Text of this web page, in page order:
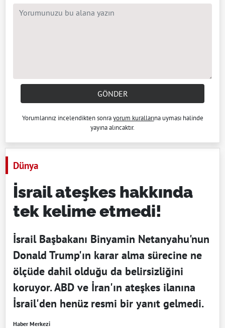
GÖNDER
Yorumlarınız incelendikten sonrayorum kurallarına uyması halinde
yayına alıncaktır.
Dünya
İsrail ateşkes hakkında
tek kelime etmedi!
İsrail Başbakanı Binyamin Netanyahu'nun
Donald Trump'ın karar alma sürecine ne
ölçüde dahil olduğu da belirsizliğini
koruyor. ABD ve İran'ın ateşkes ilanına
İsrail'den henüz resmi bir yanıt gelmedi.
Haber Merkezi